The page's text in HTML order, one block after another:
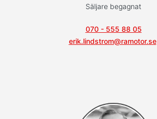
Säljare begagnat
070 - 555 88 05
erik.lindstrom@ramotor.se